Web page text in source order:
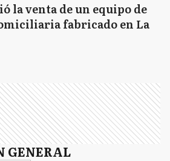
la venta de un equipo de
fabricado en La
GENERAL